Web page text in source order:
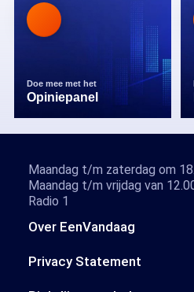
Doe mee met het
Opiniepanel
Over EenVandaag
Privacy Statement
Maandag t/m zaterdag om
Maandag t/m vrijdag van
Radio 1